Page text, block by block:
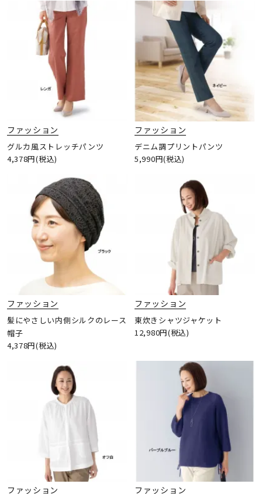
ファッション
グルカ風ストレッチパンツ
4,378円(税込)
ファッション
デニム調プリントパンツ
5,990円(税込)
ファッション
髪にやさしい内側シルクのレース
帽子
4,378円(税込)
ファッション
東炊きシャツジャケット
12,980円(税込)
ファッション ファッション